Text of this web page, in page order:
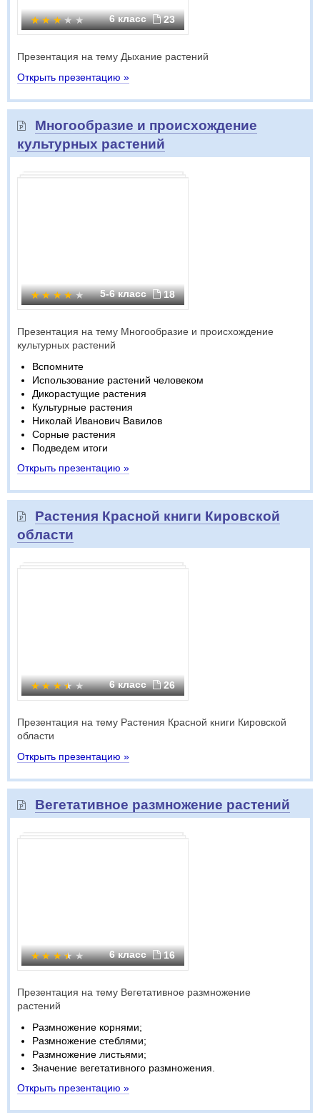
6 класс 23
Презентация на тему Дыхание растений
Открыть презентацию »
Многообразие и происхождение
культурных растений
5-6 класс 18
Презентация на тему Многообразие и происхождение
культурных растений
Вспомните
Использование растений человеком
Дикорастущие растения
Культурные растения
Николай Иванович Вавилов
Сорные растения
Подведем итоги
Открыть презентацию »
Растения Красной книги Кировской
области
6 класс 26
Презентация на тему Растения Красной книги Кировской
области
Открыть презентацию »
Вегетативное размножение растений
6 класс 16
Презентация на тему Вегетативное размножение
растений
Размножение корнями;
Размножение стеблями;
Размножение листьями;
Значение вегетативного размножения.
Открыть презентацию »